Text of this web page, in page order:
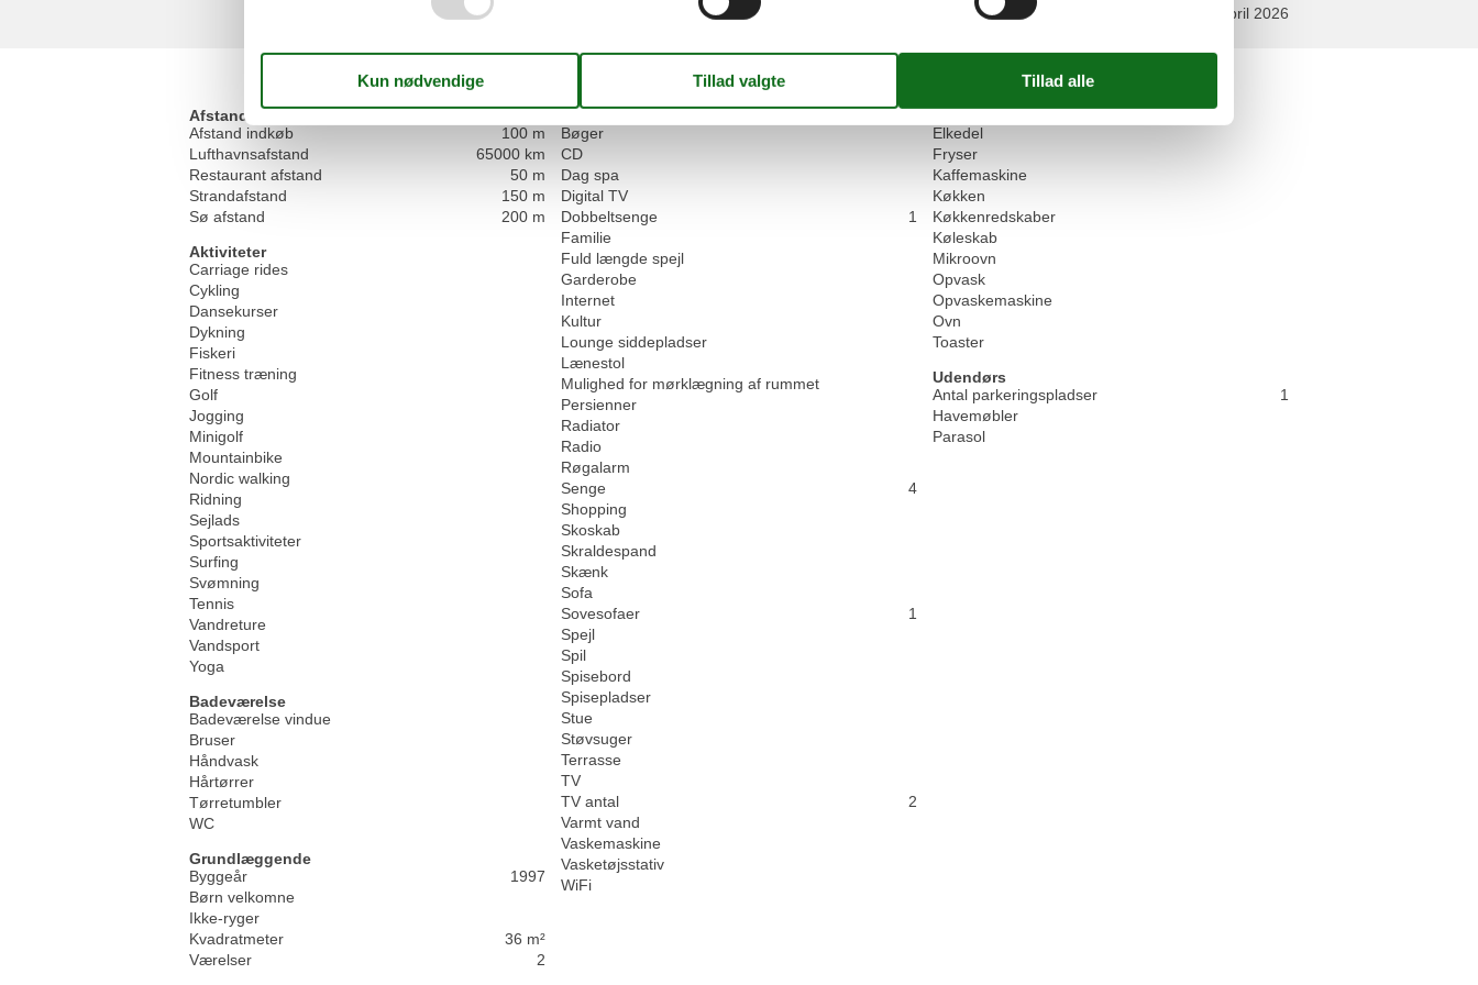
5,0 april 2026
Faciliteter
Afstand
Afstand indkøb
100 m
Lufthavnsafstand
65000 km
Restaurant afstand
50 m
Strandafstand
150 m
Sø afstand
200 m
Aktiviteter
Carriage rides
Cykling
Dansekurser
Dykning
Fiskeri
Fitness træning
Golf
Jogging
Minigolf
Mountainbike
Nordic walking
Ridning
Sejlads
Sportsaktiviteter
Surfing
Svømning
Tennis
Vandreture
Vandsport
Yoga
Badeværelse
Badeværelse vindue
Bruser
Håndvask
Hårtørrer
Tørretumbler
WC
Grundlæggende
Byggeår
1997
Børn velkomne
Ikke-ryger
Kvadratmeter
36 m²
Værelser
2
Hus
Bøger
CD
Dag spa
Digital TV
Dobbeltsenge
1
Familie
Fuld længde spejl
Garderobe
Internet
Kultur
Lounge siddepladser
Lænestol
Mulighed for mørklægning af rummet
Persienner
Radiator
Radio
Røgalarm
Senge
4
Shopping
Skoskab
Skraldespand
Skænk
Sofa
Sovesofaer
1
Spejl
Spil
Spisebord
Spisepladser
Stue
Støvsuger
Terrasse
TV
TV antal
2
Varmt vand
Vaskemaskine
Vasketøjsstativ
WiFi
Køkken
Elkedel
Fryser
Kaffemaskine
Køkken
Køkkenredskaber
Køleskab
Mikroovn
Opvask
Opvaskemaskine
Ovn
Toaster
Udendørs
Antal parkeringspladser
1
Havemøbler
Parasol